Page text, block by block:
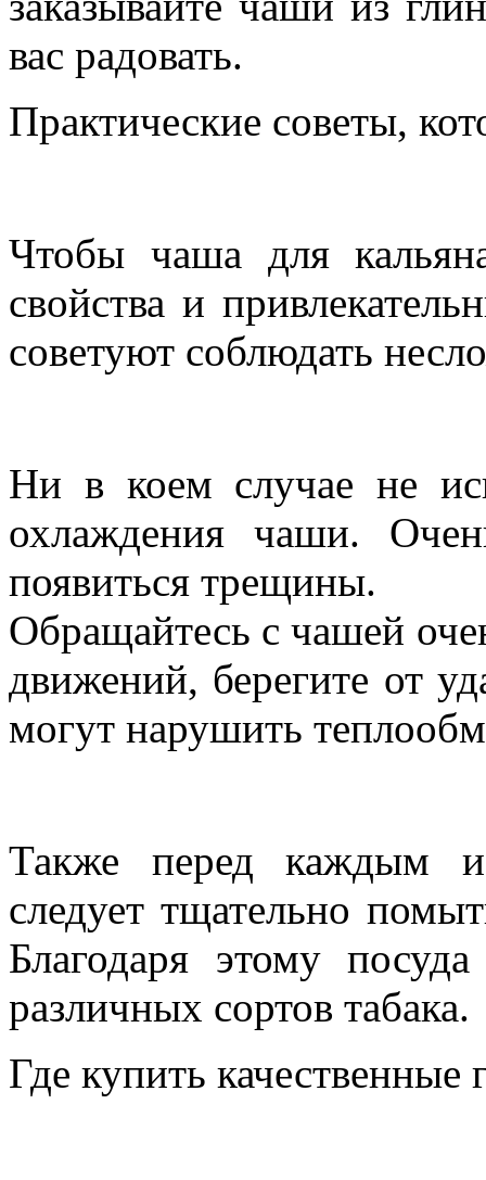
вас радовать.
Практические советы,
Чтобы чаша для
свойства и
советуют соблюдать
Ни в коем случае не
охлаждения чаши.
появиться трещины.
Обращайтесь с чашей
движений, берегите от
могут нарушить
Также перед каждым
следует тщательно
Благодаря этому
различных сортов табака.
Где купить